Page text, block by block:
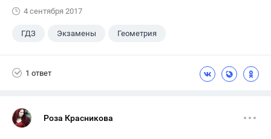
4 сентября 2017
ГДЗ Экзамены Геометрия
1 ответ
Роза Красникова